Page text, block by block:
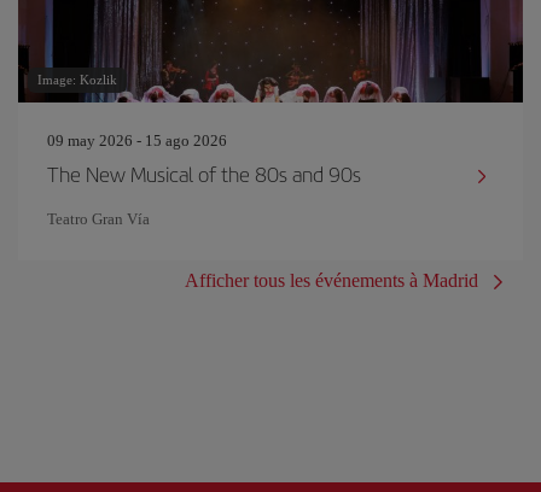
Image: Kozlik
09 may 2026 - 15 ago 2026
The New Musical of the 80s and 90s
Teatro Gran Vía
Afficher tous les événements à Madrid